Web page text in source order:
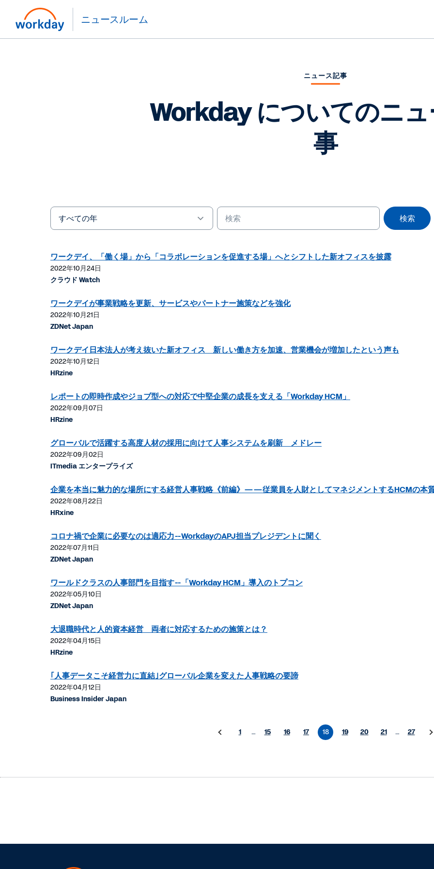
ニュースルーム
ニュース記事
Workday についてのニ
事
Year
ー
ド
検索
ワークデイ、「働く場」から「コラボレーションを促進する場」へとシフトした新オフィスを披露
2022年10月24日
クラウド Watch
ワークデイが事業戦略を更新、サービスやパートナー施策などを強化
2022年10月21日
ZDNet Japan
ワークデイ日本法人が考え抜いた新オフィス 新しい働き⽅を加速、営業機会が増加したという声も
2022年10月12日
HRzine
レポートの即時作成やジョブ型への対応で中堅企業の成長を支える「Workday HCM」
2022年09月07日
HRzine
グローバルで活躍する高度人材の採用に向けて人事システムを刷新 メドレー
2022年09月02日
ITmedia エンタープライズ
企業を本当に魅力的な場所にする経営人事戦略《前編》――従業員を人財としてマネジメントするHCMの本
2022年08月22日
HRxine
コロナ禍で企業に必要なのは適応力--WorkdayのAPJ担当プレジデントに聞く
2022年07月11日
ZDNet Japan
ワールドクラスの人事部門を目指す--「Workday HCM」導入のトプコン
2022年05月10日
ZDNet Japan
大退職時代と人的資本経営 両者に対応するための施策とは？
2022年04月15日
HRzine
｢人事データこそ経営力に直結｣グローバル企業を変えた人事戦略の要諦
2022年04月12日
Business Insider Japan
1 … 15 16 17 18 19 20 21 … 27